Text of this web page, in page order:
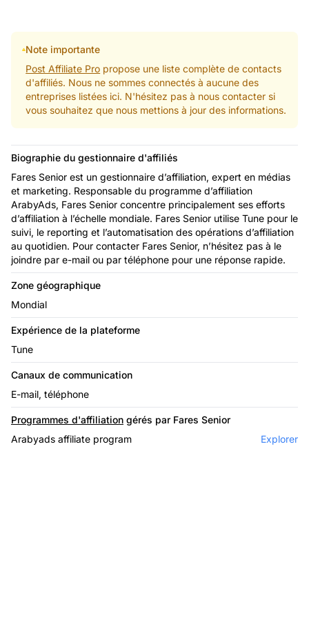
Note importante
Post Affiliate Pro propose une liste complète de contacts
d'affiliés. Nous ne sommes connectés à aucune des
entreprises listées ici. N'hésitez pas à nous contacter si
vous souhaitez que nous mettions à jour des informations.
Biographie du gestionnaire d'affiliés
Fares Senior est un gestionnaire d’affiliation, expert en médias
et marketing. Responsable du programme d’affiliation
ArabyAds, Fares Senior concentre principalement ses efforts
d’affiliation à l’échelle mondiale. Fares Senior utilise Tune pour le
suivi, le reporting et l’automatisation des opérations d’affiliation
au quotidien. Pour contacter Fares Senior, n’hésitez pas à le
joindre par e-mail ou par téléphone pour une réponse rapide.
Zone géographique
Mondial
Expérience de la plateforme
Tune
Canaux de communication
E-mail, téléphone
Programmes d'affiliation gérés par Fares Senior
Arabyads affiliate program
Explorer